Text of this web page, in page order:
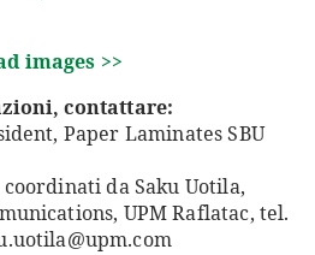
images >>
contattare:
Paper Laminates SBU
da Saku Uotila,
UPM Raflatac, tel.